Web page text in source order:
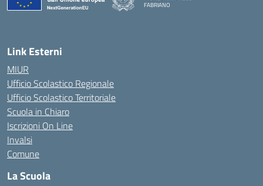
FABRIANO
Link Esterni
MIUR
Ufficio Scolastico Regionale
Ufficio Scolastico Territoriale
Scuola in Chiaro
Iscrizioni On Line
Invalsi
Comune
La Scuola